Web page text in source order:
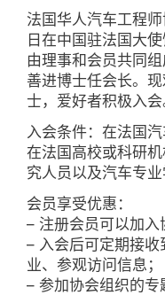
法国华人汽车工程
日在中国驻法国大
由理事和会员共同
善进博士任会长。
士，爱好者积极入会
入会条件：在法国
在法国高校或科研
究人员以及汽车专
会员享受优惠：
– 注册会员可以加入
– 入会后可定期接
业、参观访问信息；
– 参加协会组织的